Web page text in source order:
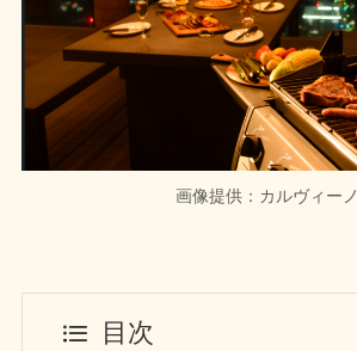
画像提供：カルヴィーノ
目次